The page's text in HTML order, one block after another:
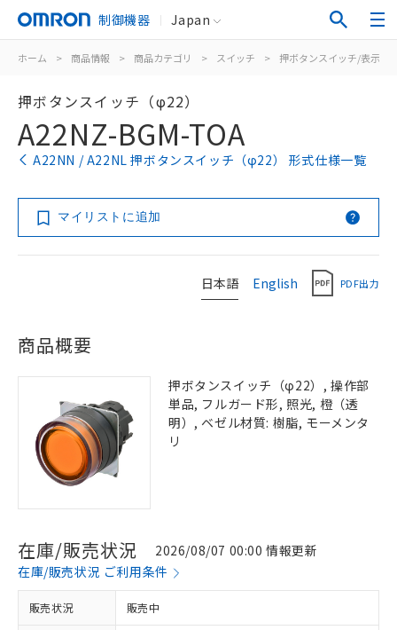
制御機器 Japan
ホーム > 商品情報 > 商品カテゴリ > スイッチ > 押ボタンスイッチ/表示灯
押ボタンスイッチ（φ22）
A22NZ-BGM-TOA
A22NN / A22NL 押ボタンスイッチ（φ22） 形式仕様一覧
マイリストに追加
日本語 English PDF出力
商品概要
押ボタンスイッチ（φ22）, 操作部
単品, フルガード形, 照光, 橙（透
明）, ベゼル材質: 樹脂, モーメンタ
リ
在庫/販売状況
2026/08/07 00:00 情報更新
在庫/販売状況 ご利用条件
販売状況 販売中